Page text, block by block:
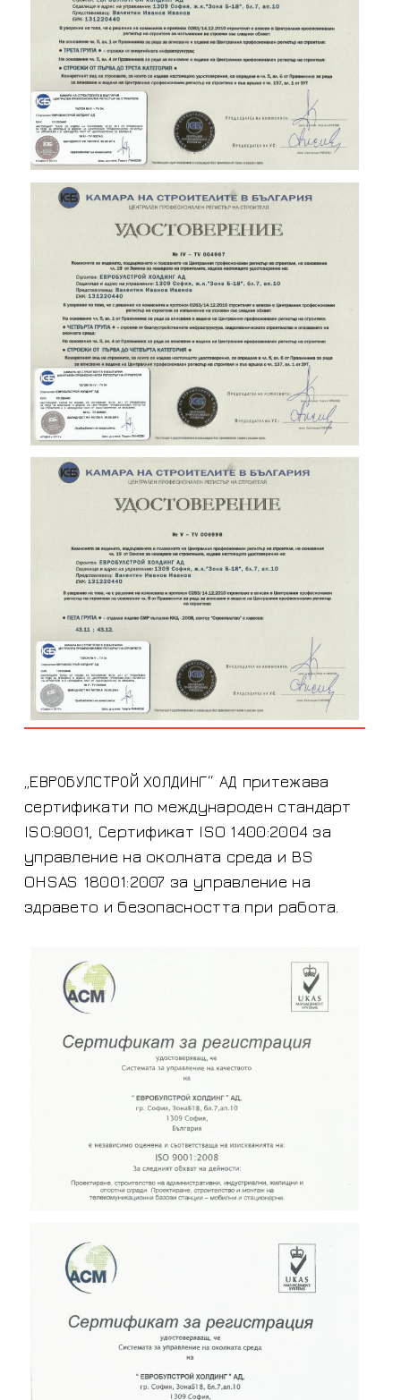
„ЕВРОБУЛСТРОЙ ХОЛДИНГ“ АД притежава
сертификати по международен стандарт
ISO:9001, Сертификат ISO 1400:2004 за
управление на околната среда и BS
OHSAS 18001:2007 за управление на
здравето и безопасността при работа.